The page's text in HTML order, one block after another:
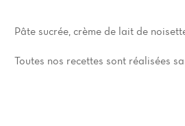
Pâte sucrée, crème de lait de
Toutes nos recettes sont réalisées